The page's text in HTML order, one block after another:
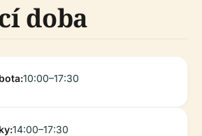
doba
10:00–17:30
14:00–17:30